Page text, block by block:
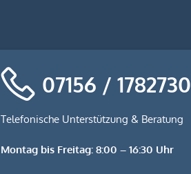
07156 / 1782730
Telefonische Unterstützung & Beratung
Montag bis Freitag: 8:00 – 16:30 Uhr